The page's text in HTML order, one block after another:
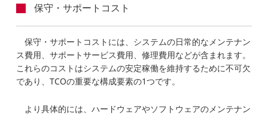
保守・サポートコスト
保守・サポートコストには、システムの日常的なメンテナン
ス費用、サポートサービス費用、修理費用などが含まれます。
これらのコストはシステムの安定稼働を維持するために不可欠
であり、TCOの重要な構成要素の1つです。
より具体的には、ハードウェアやソフトウェアのメンテナン